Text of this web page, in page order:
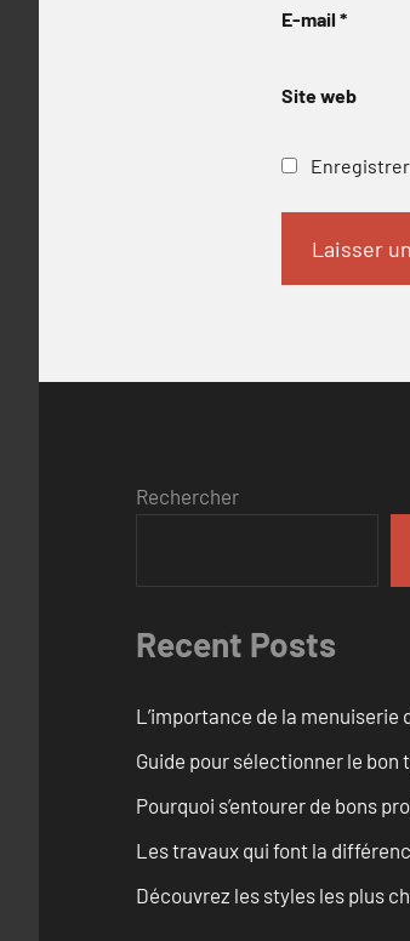
E-mail *
Site web
Rechercher
Recent Posts
L’importance de la menuiserie
Guide pour sélectionner le bon
Pourquoi s’entourer de bons
Les travaux qui font la
Découvrez les styles les plus